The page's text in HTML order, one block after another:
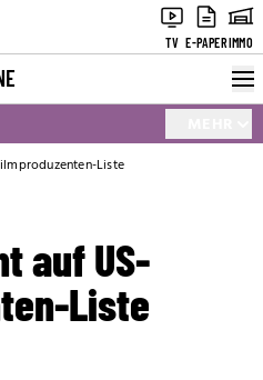
TV E-PAPERIMMO
Liste
auf US-
Liste